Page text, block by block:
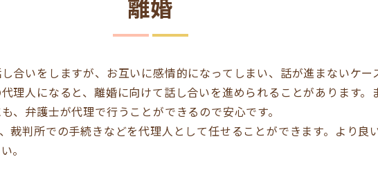
離婚
合いをしますが、お互いに感情的になってしまい、話が進まないケー
理人になると、離婚に向けて話し合いを進められることがあります。
、弁護士が代理で行うことができるので安心です。
裁判所での手続きなどを代理人として任せることができます。より良
。